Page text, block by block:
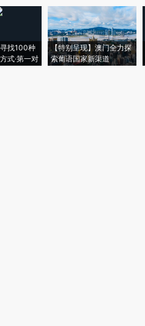
寻找100种
式·第一对
【特别呈现】澳门全力探
索葡语国家新渠道